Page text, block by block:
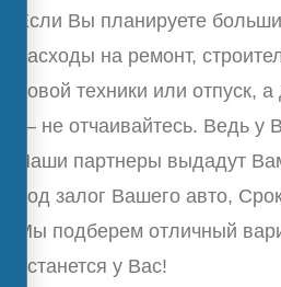
Если Вы планируете
расходы на ремонт,
новой техники или отпуск,
— не отчаивайтесь. Ведь у
Наши партнеры выдадут
под залог Вашего авто,
Мы подберем отличный
останется у Вас!